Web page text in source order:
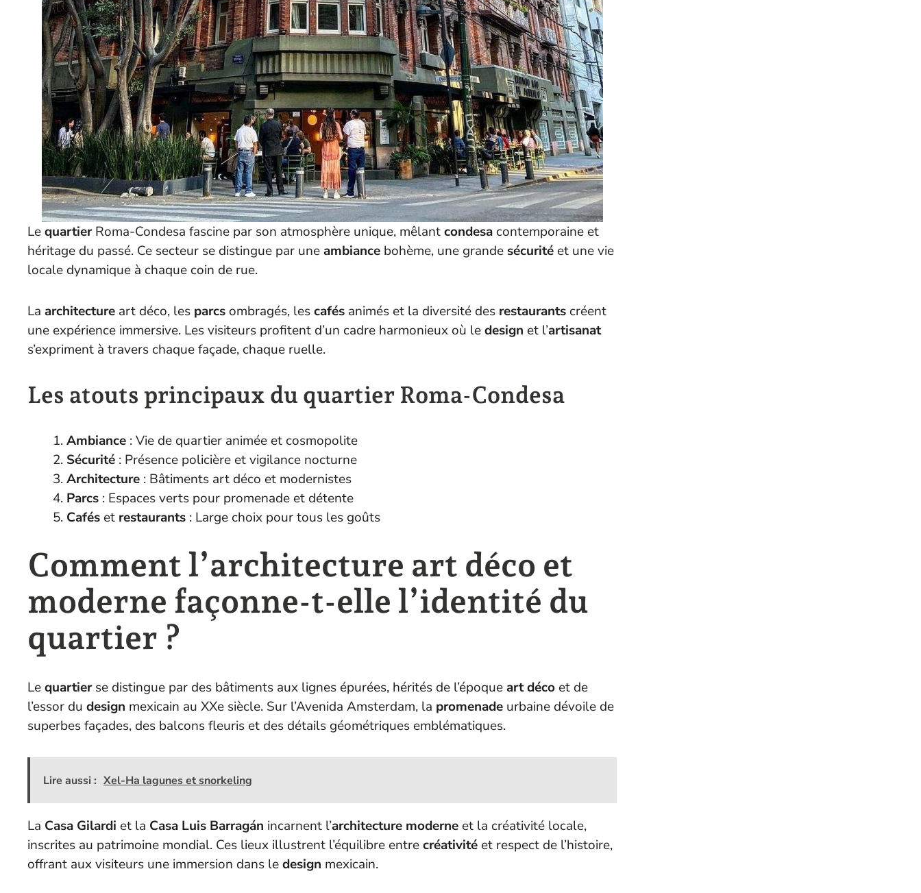
LequartierRoma-Condesa fascine par son atmosphère unique, mêlantcondesa contemporaine et
héritage du passé. Ce secteur se distingue par uneambiance bohème, une grande sécurité et une vie
locale dynamique à chaque coin de rue.
La architecture art déco, les parcs ombragés, lescafés animés et la diversité des restaurants créent
une expérience immersive. Les visiteurs profitent d’un cadre harmonieux où ledesign et l’artisanat
s’expriment à travers chaque façade, chaque ruelle.
Les atouts principaux du quartier Roma-Condesa
Ambiance : Vie de quartier animée et cosmopolite
Sécurité : Présence policière et vigilance nocturne
Architecture : Bâtiments art déco et modernistes
Parcs : Espaces verts pour promenade et détente
Cafés et restaurants : Large choix pour tous les goûts
Comment l’architecture art déco et
moderne façonne-t-elle l’identité du
quartier ?
Lequartierse distingue par des bâtiments aux lignes épurées, hérités de l’époqueart déco et de
l’essor du design mexicain au XXe siècle. Sur l’Avenida Amsterdam, la promenade urbaine dévoile de
superbes façades, des balcons fleuris et des détails géométriques emblématiques.
Lire aussi : Xel-Ha lagunes et snorkeling
La Casa Gilardi et la Casa Luis Barragán incarnent l’architecture moderne et la créativité locale,
inscrites au patrimoine mondial. Ces lieux illustrent l’équilibre entrecréativité et respect de l’histoire,
offrant aux visiteurs une immersion dans ledesign mexicain.